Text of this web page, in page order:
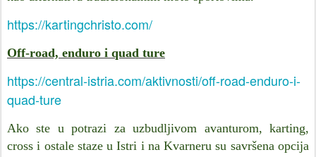
https://kartingchristo.com/
Off-road, enduro i quad ture
https://central-istria.com/aktivnosti/off-road-enduro-i-
quad-ture
Ako ste u potrazi za uzbudljivom avanturom, karting,
cross i ostale staze u Istri i na Kvarneru su savršena opcija